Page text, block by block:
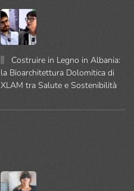
Costruire in Legno in Albania:
la Bioarchitettura Dolomitica di
XLAM tra Salute e Sostenibilità